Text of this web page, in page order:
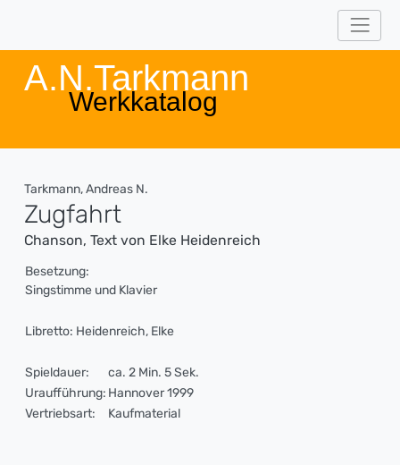
A.N.Tarkmann
Werkkatalog
Tarkmann, Andreas N.
Zugfahrt
Chanson, Text von Elke Heidenreich
Besetzung:
Singstimme und Klavier
Libretto: Heidenreich, Elke
Spieldauer:
ca. 2 Min. 5 Sek.
Uraufführung: Hannover 1999
Vertriebsart:
Kaufmaterial